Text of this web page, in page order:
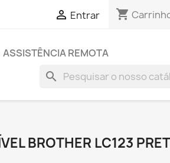
 Entrar shopping_cart
ASSISTÊNCIA REMOTA
search
BROTHER LC123